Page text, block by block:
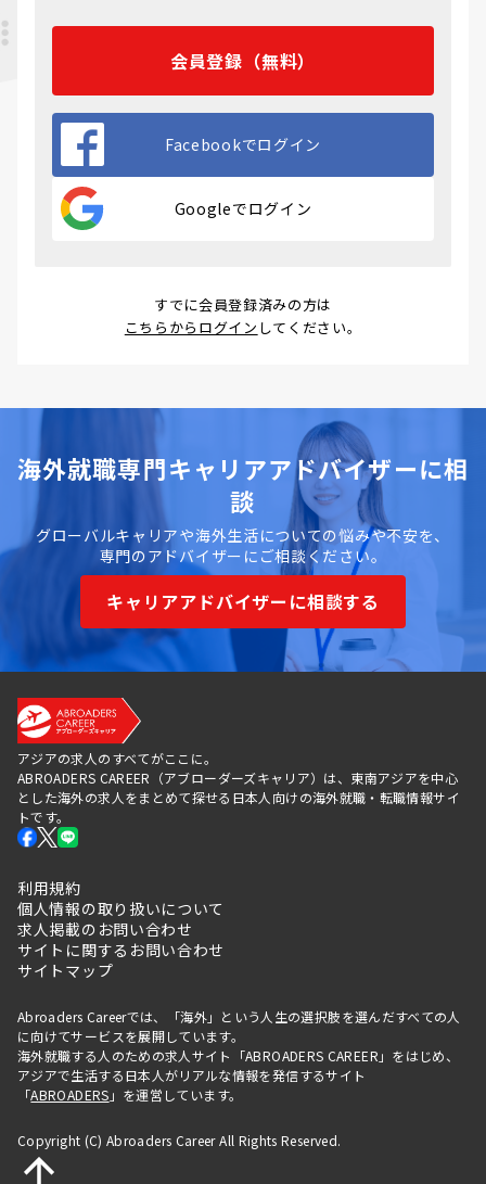
会員登録（無料）
Facebookでログイン
Googleでログイン
すでに会員登録済みの方は
こちらからログイン してください。
海外就職専門キャリアアドバイザーに相
談
グローバルキャリアや海外生活についての悩みや不安を、
専門のアドバイザーにご相談ください。
キャリアアドバイザーに相談する
アジアの求人のすべてがここに。
ABROADERS CAREER（アブローダーズキャリア）は、東南アジアを中心
とした海外の求人をまとめて探せる日本人向けの海外就職・転職情報サイ
トです。
利用規約
個人情報の取り扱いについて
求人掲載のお問い合わせ
サイトに関するお問い合わせ
サイトマップ
Abroaders Careerでは、「海外」という人生の選択肢を選んだすべての人
に向けてサービスを展開しています。
海外就職する人のための求人サイト「ABROADERS CAREER」をはじめ、
アジアで生活する日本人がリアルな情報を発信するサイト
「ABROADERS 」を運営しています。
Copyright (C) Abroaders Career All Rights Reserved.